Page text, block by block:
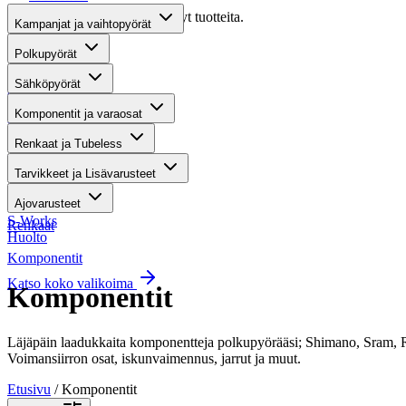
Valitettavasti haullasi ei löytynyt tuotteita.
Suositut osastot
Gravel-pyörät
Maastosähköpyörät
Kaupunkisähköpyörät
Renkaat
Komponentit
Katso koko valikoima
Kampanjat ja vaihtopyörät
Polkupyörät
Sähköpyörät
Komponentit ja varaosat
Renkaat ja Tubeless
Tarvikkeet ja Lisävarusteet
Ajovarusteet
S-Works
Huolto
Komponentit
Läjäpäin laadukkaita komponentteja polkupyörääsi; Shimano,
Voimansiirron osat, iskunvaimennus, jarrut ja muut.
Etusivu / Komponentit